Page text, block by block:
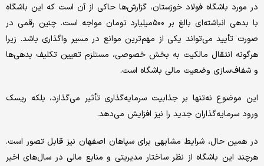
در مورد باشگاه فولاد خوزستان، گزارش‌ها حاکی از آن است که این باشگاه
با بدهی انباشته‌ای بالغ بر ۵۰۰میلیارد تومان مواجه است. چنین رقمی در
صورت تأیید می‌تواند یکی از مهم‌ترین موانع در مسیر واگذاری باشد. زیرا
هرگونه انتقال مالکیت به بخش خصوصی، مستلزم تعیین تکلیف بدهی‌ها
و شفاف‌سازی وضعیت مالی باشگاه است.
این موضوع نه‌تنها بر جذابیت سرمایه‌گذاری تأثیر می‌گذارد، بلکه ریسک
ورود سرمایه‌گذاران جدید را نیز افزایش می‌دهد.
در همین حال، شرایط مشابهی برای سپاهان اصفهان نیز قابل تصور است.
هرچند این باشگاه از نظر ساختار مدیریتی و منابع مالی در سال‌های اخیر